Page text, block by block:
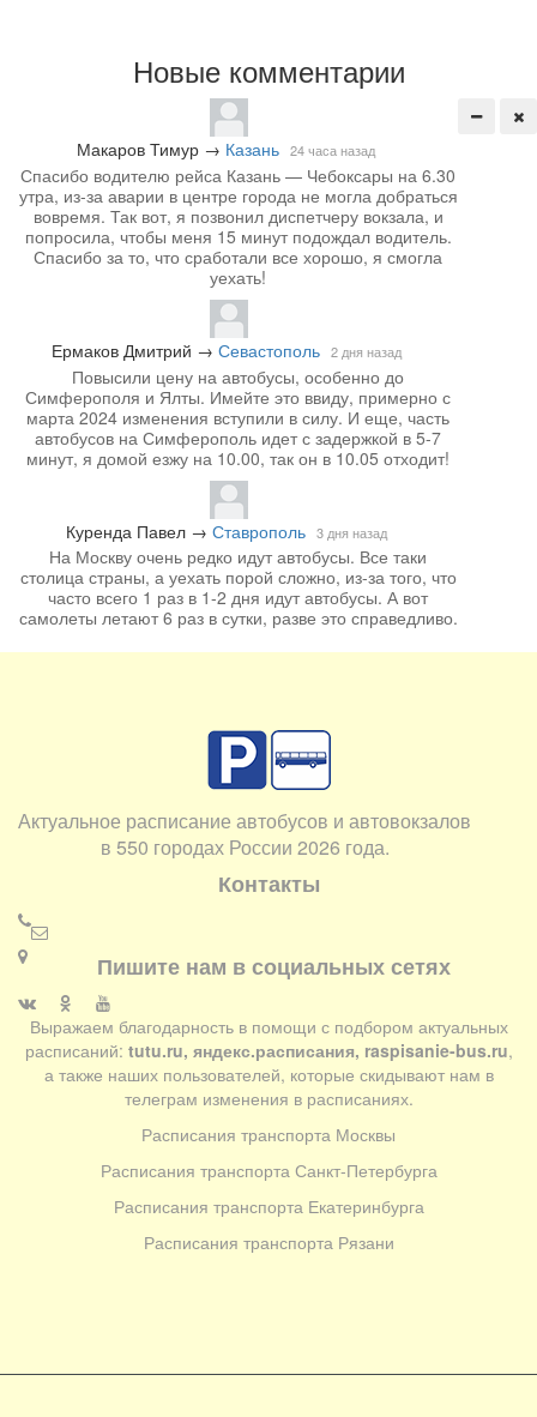
Новые комментарии
Макаров Тимур → Казань 24 часа назад
Спасибо водителю рейса Казань — Чебоксары на 6.30
утра, из-за аварии в центре города не могла добраться
вовремя. Так вот, я позвонил диспетчеру вокзала, и
попросила, чтобы меня 15 минут подождал водитель.
Спасибо за то, что сработали все хорошо, я смогла
уехать!
Ермаков Дмитрий → Севастополь 2 дня назад
Повысили цену на автобусы, особенно до
Симферополя и Ялты. Имейте это ввиду, примерно с
марта 2024 изменения вступили в силу. И еще, часть
автобусов на Симферополь идет с задержкой в 5-7
минут, я домой езжу на 10.00, так он в 10.05 отходит!
Куренда Павел→ Ставрополь 3 дня назад
На Москву очень редко идут автобусы. Все таки
столица страны, а уехать порой сложно, из-за того, что
часто всего 1 раз в 1-2 дня идут автобусы. А вот
самолеты летают 6 раз в сутки, разве это справедливо.
Актуальное расписание автобусов и автовокзалов
в 550 городах России 2026 года.
Контакты
Пишите нам в социальных сетях
Выражаем благодарность в помощи с подбором актуальных
расписаний: tutu.ru, яндекс.расписания, raspisanie-bus.ru,
а также наших пользователей, которые скидывают нам в
телеграм изменения в расписаниях.
Расписания транспорта Москвы
Расписания транспорта Санкт-Петербурга
Расписания транспорта Екатеринбурга
Расписания транспорта Рязани